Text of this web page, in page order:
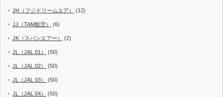
JH（フジドリームエア） (12)
JJ（TAM航空） (6)
JK（スパンエアー） (2)
JL（JAL 01） (50)
JL（JAL 02） (50)
JL（JAL 03） (50)
JL（JAL 04） (50)